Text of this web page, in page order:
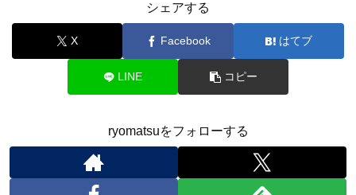
シェアする
X Facebook はてブ
LINE コピー
ryomatsuをフォローする